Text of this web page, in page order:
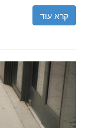
קרא עוד